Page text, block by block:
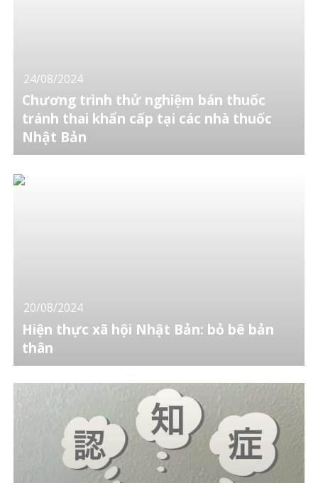
24/08/2024
Chương trình thử nghiệm bán thuốc
tránh thai khẩn cấp tại các nhà thuốc
Nhật Bản
20/08/2024
Hiện thực xã hội Nhật Bản: bỏ bê bản
thân